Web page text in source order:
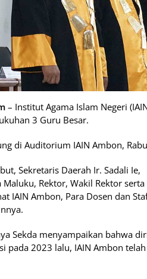
– Institut Agama Islam Negeri
3 Guru Besar.
di Auditorium IAIN Ambon,
Sekretaris Daerah Ir. Sadali Ie,
Maluku, Rektor, Wakil Rektor
IAIN Ambon, Para Dosen dan
Sekda menyampaikan bahwa
pada 2023 lalu, IAIN Ambon